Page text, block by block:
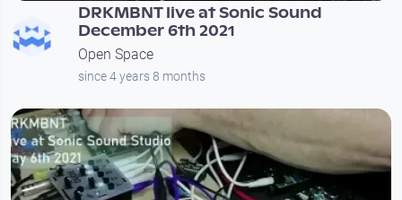
DRKMBNT live at Sonic Sound
December 6th 2021
Open Space
since 4 years 8 months